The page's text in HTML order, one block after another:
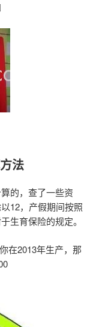
法
的，查了一些资
12，产假期间按照
生育保险的规定。
在2013年生产，那